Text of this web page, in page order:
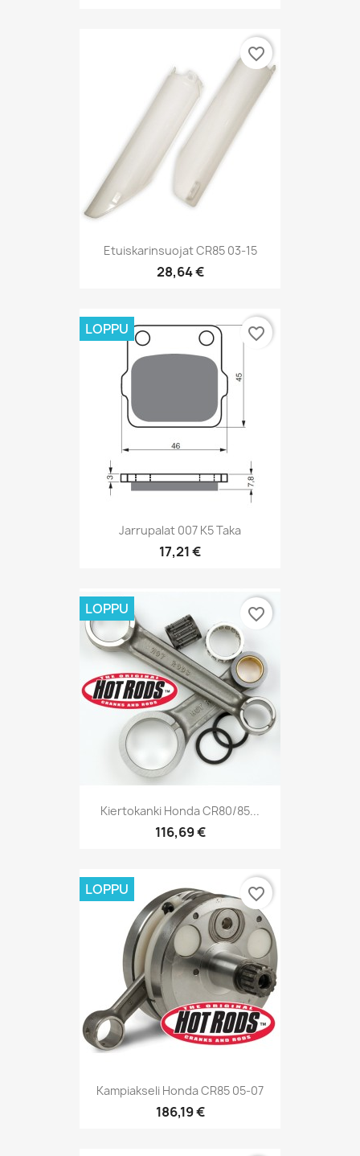
Etuiskarinsuojat CR85 03-15
28,64 €
favorite_border
Jarrupalat 007 K5 Taka
17,21 €
LOPPU favorite_border
Kiertokanki Honda CR80/85...
116,69 €
LOPPU favorite_border
Kampiakseli Honda CR85 05-07
186,19 €
LOPPU favorite_border